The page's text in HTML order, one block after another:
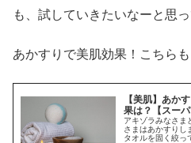
も、試していきたいなーと思っ
あかすりで美肌効果！こちら
【美肌】あか
果は？【スーパ
アキゾラみなさま
さまはあかすりし
タオルを固く絞っ